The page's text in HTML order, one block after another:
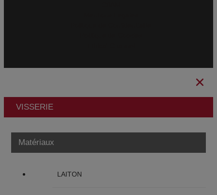
VISSERIE
Matériaux
LAITON